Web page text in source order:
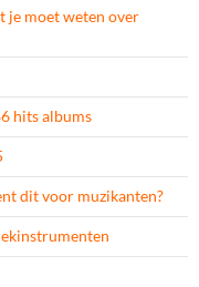
je moet weten over
hits albums
dit voor muzikanten?